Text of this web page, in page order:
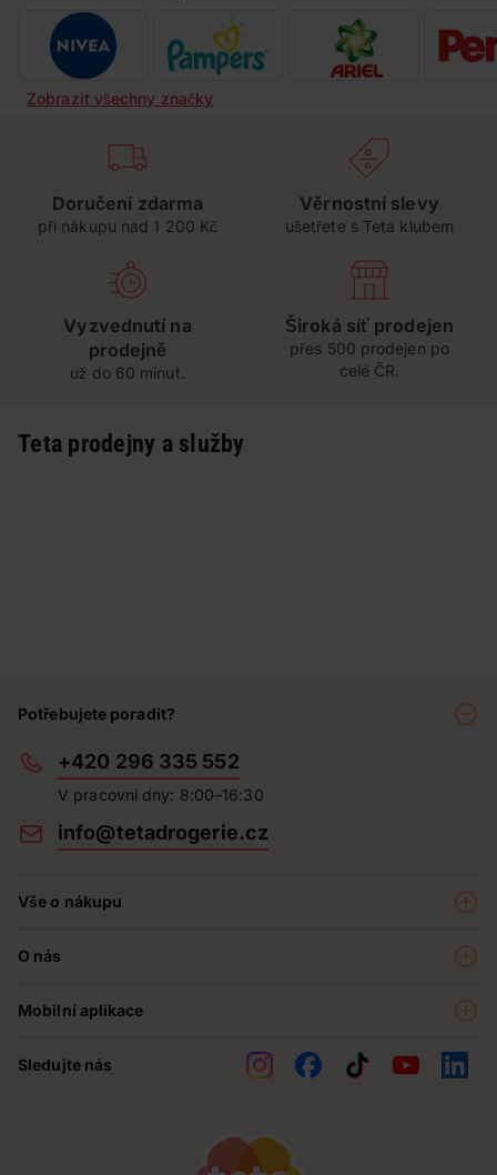
Zobrazit všechny značky
Doručení zdarma
při nákupu nad 1 200 Kč
Věrnostní slevy
ušetřete s Teta klubem
Vyzvednutí na
prodejně
už do 60 minut.
Široká síť prodejen
přes 500 prodejen po
celé ČR.
Teta prodejny a služby
Potřebujete poradit?
+420 296 335 552
V pracovní dny: 8:00–16:30
info@tetadrogerie.cz
Vše o nákupu
Prodejny
Obchodní podmínky
O nás
Teta pomáhá
Mobilní aplikace
Sledujte nás